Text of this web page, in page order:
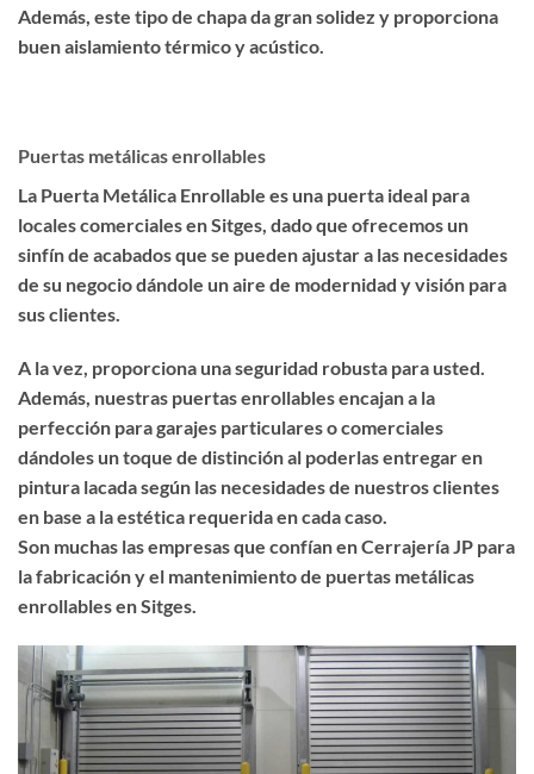
Además, este tipo de chapa da gran solidez y proporciona
buen aislamiento térmico y acústico.
Puertas metálicas enrollables
La Puerta Metálica Enrollable es una puerta ideal para
locales comerciales en Sitges, dado que ofrecemos un
sinfín de acabados que se pueden ajustar a las necesidades
de su negocio dándole un aire de modernidad y visión para
sus clientes.
A la vez, proporciona una seguridad robusta para usted.
Además, nuestras puertas enrollables encajan a la
perfección para garajes particulares o comerciales
dándoles un toque de distinción al poderlas entregar en
pintura lacada según las necesidades de nuestros clientes
en base a la estética requerida en cada caso.
Son muchas las empresas que confían en Cerrajería JP para
la fabricación y el mantenimiento de puertas metálicas
enrollables en Sitges.